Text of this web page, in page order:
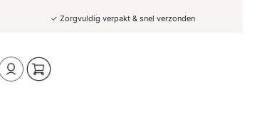
✓ Zorgvuldig verpakt & snel verzonden